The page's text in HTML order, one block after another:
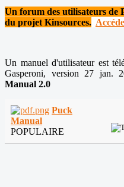
Un forum des utilisateurs de
du projet Kinsources.
Un manuel d'utilisateur est
Gasperoni, version 27 jan.
Manual 2.0
Puck
Manual
POPULAIRE